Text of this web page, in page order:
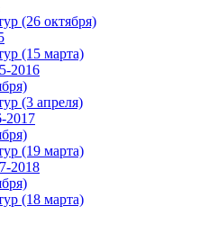
(26 октября)
(15 марта)
2016
(3 апреля)
2017
(19 марта)
2018
(18 марта)